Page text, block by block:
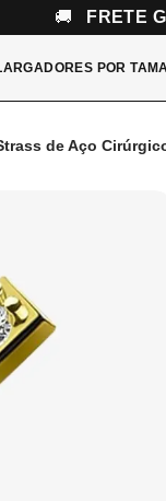
🚚 FRETE
POR
de Aço